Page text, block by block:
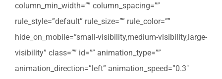
column_min_width=”” column_spacing=””
rule_style=”default” rule_size=”” rule_color=””
hide_on_mobile=”small-visibility,medium-visibility,large-
visibility” class=”” id=”” animation_type=””
animation_direction=”left” animation_speed=”0.3″